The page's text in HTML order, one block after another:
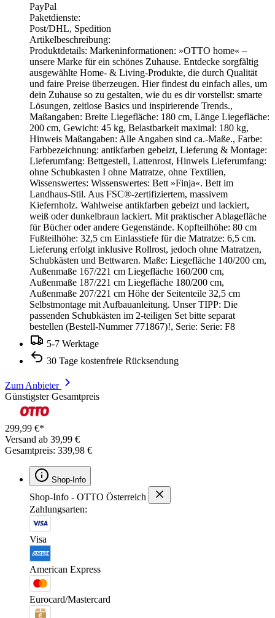
PayPal
Paketdienste:
Post/DHL, Spedition
Artikelbeschreibung:
Produktdetails: Markeninformationen: »OTTO home« –
unsere Marke für ein schönes Zuhause. Entdecke sorgfältig
ausgewählte Home- & Living-Produkte, die durch Qualität
und faire Preise überzeugen. Hier findest du einfach alles, um
dein Zuhause so zu gestalten, wie du es dir vorstellst: smarte
Lösungen, zeitlose Basics und inspirierende Trends.,
Maßangaben: Breite Liegefläche: 180 cm, Länge Liegefläche:
200 cm, Gewicht: 45 kg, Belastbarkeit maximal: 180 kg,
Hinweis Maßangaben: Alle Angaben sind ca.-Maße., Farbe:
Farbbezeichnung: antikfarben gebeizt, Lieferung & Montage:
Lieferumfang: Bettgestell, Lattenrost, Hinweis Lieferumfang:
ohne Schubkasten I ohne Matratze, ohne Textilien,
Wissenswertes: Wissenswertes: Bett »Finja«. Bett im
Landhaus-Stil. Aus FSC®-zertifiziertem, massivem
Kiefernholz. Wahlweise antikfarben gebeizt und lackiert,
weiß oder dunkelbraun lackiert. Mit praktischer Ablagefläche
für Bücher oder andere Gegenstände. Kopfteilhöhe: 80 cm
Fußteilhöhe: 32,5 cm Einlasstiefe für die Matratze: 6,5 cm.
Lieferung erfolgt inklusive Rollrost, jedoch ohne Matratzen,
Schubkästen und Bettwaren. Maße: Liegefläche 140/200 cm,
Außenmaße 167/221 cm Liegefläche 160/200 cm,
Außenmaße 187/221 cm Liegefläche 180/200 cm,
Außenmaße 207/221 cm Höhe der Seitenteile 32,5 cm
Selbstmontage mit Aufbauanleitung. Unser TIPP: Die
passenden Schubkästen im 2-teiligen Set bitte separat
bestellen (Bestell-Nummer 771867)!, Serie: Serie: F8
5-7 Werktage
30 Tage kostenfreie Rücksendung
Zum Anbieter
Günstigster Gesamtpreis
299,99 €*
Versand ab 39,99 €
Gesamtpreis: 339,98 €
Shop-Info
Shop-Info - OTTO Österreich
Zahlungsarten:
Visa
American Express
Eurocard/Mastercard